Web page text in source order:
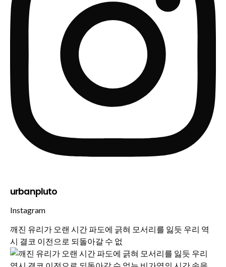
urbanpluto
Instagram
깨진 유리가 오랜 시간 파도에 긁혀 모서리를 잃듯 우리 역
시 결코 이전으로 되돌아갈 수 없